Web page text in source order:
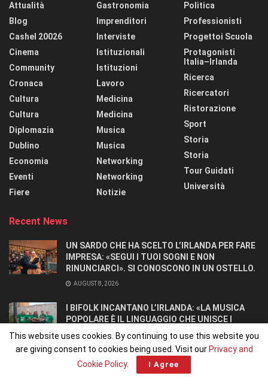
Attualità
Blog
Cashel 20026
Cinema
Community
Cronaca
Cultura
Cultura
Diplomazia
Dublino
Economia
Eventi
Fiere
Gastronomia
Imprenditori
Interviste
Istituzionali
Istituzioni
Lavoro
Medicina
Medicina
Musica
Musica
Networking
Networking
Notizie
Politica
Professionisti
Progettoi Scuola
Protagonisti
Italia–Irlanda
Ricerca
Ricercatori
Ristorazione
Sport
Storia
Storia
Tour Guidati
Università
Recent News
UN SARDO CHE HA SCELTO L’IRLANDA PER FARE
IMPRESA: «SEGUI I TUOI SOGNI E NON
RINUNCIARCI». SI CONOSCONO IN UN OSTELLO.
AUGUST 8, 2026
I BIFOLK INCANTANO L’IRLANDA: «LA MUSICA
POPOLARE È IL LINGUAGGIO CHE UNISCE I
POPOLI»
JULY 31, 2026
This website uses cookies. By continuing to use this website you
are giving consent to cookies being used. Visit our Privacy and
Cookie Policy. I Agree